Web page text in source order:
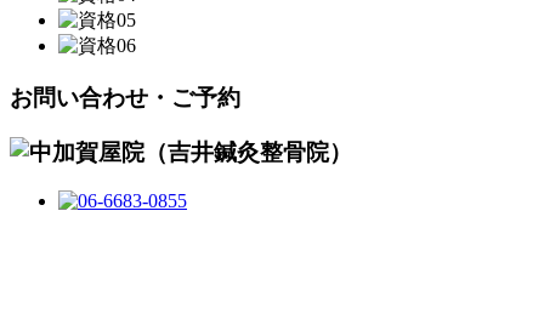
お問い合わせ・ご予約